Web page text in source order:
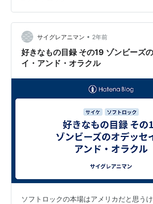
ック / サンシャインポップ ■題名：THE
KNOT (TONES) 名前：THE GORDIAN
サー：CLARK BURROUGHS 発表年：
メリカ 評価：B ★★…
サイグレアニマン • 2年前
好きなもの目録 その19 ゾンビーズ
イ・アンド・オラクル
ソフトロックの本場はアメリカだと思う